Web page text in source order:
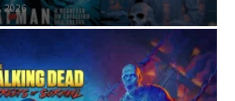
2026